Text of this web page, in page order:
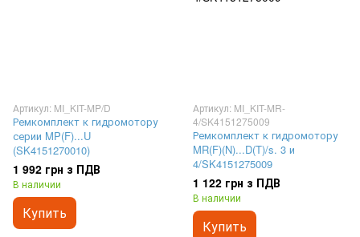
Артикул: MI_KIT-MP/D
Ремкомплект к гидромотору
серии MP(F)...U
(SK4151270010)
1 992 грн з ПДВ
В наличии
Купить
Артикул: MI_KIT-MR-
4/SK4151275009
Ремкомплект к гидромотору
MR(F)(N)...D(T)/s. 3 и
4/SK4151275009
1 122 грн з ПДВ
В наличии
Купить